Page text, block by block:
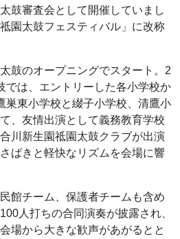
鼓審査会として開催していまし
園太鼓フェスティバル」に改称
鼓のオープニングでスタート。2
では、エントリーした各小学校か
巣東小学校と綴子小学校、清鷹小
、友情出演として義務教育学校
川新生園祗園太鼓クラブが出演
ばきと軽快なリズムを会場に響
館チーム、保護者チームも含め
人打ちの合同演奏が披露され、
場から大きな歓声があがるとと